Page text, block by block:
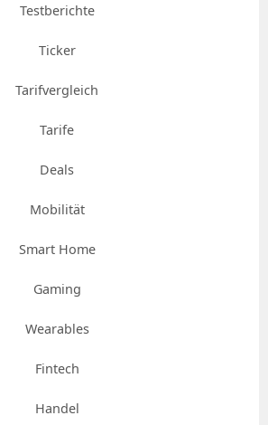
Testberichte
Ticker
Tarifvergleich
Tarife
Deals
Mobilität
Smart Home
Gaming
Wearables
Fintech
Handel